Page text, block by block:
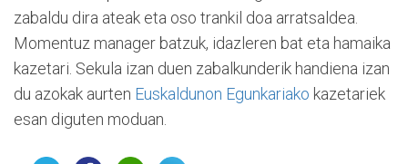
zabaldu dira ateak eta oso trankil doa arratsaldea.
Momentuz manager batzuk, idazleren bat eta hamaika
kazetari. Sekula izan duen zabalkunderik handiena izan
du azokak aurten Euskaldunon Egunkariako kazetariek
esan diguten moduan.